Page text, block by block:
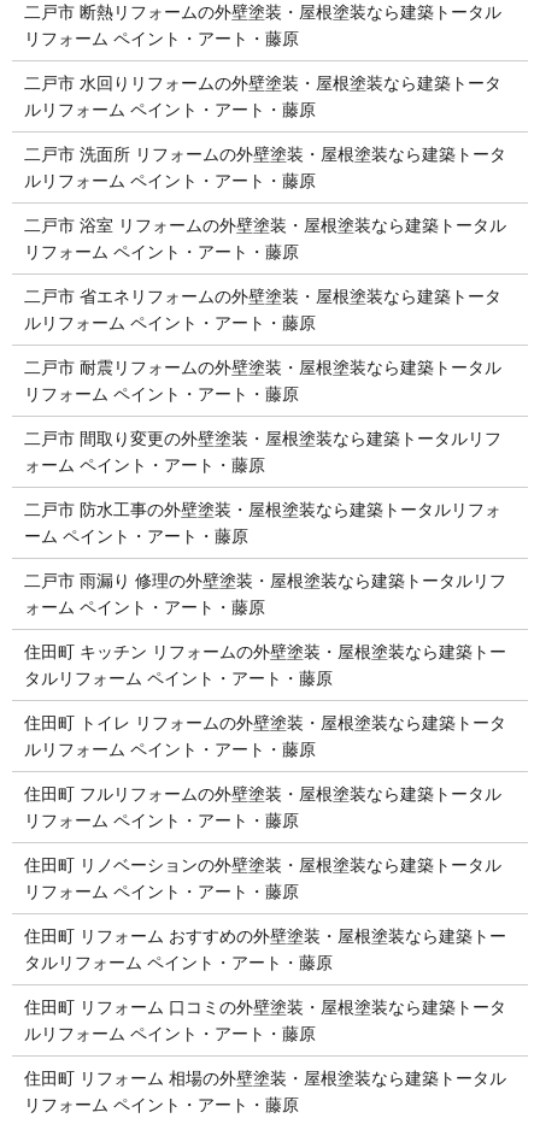
二戸市 断熱リフォームの外壁塗装・屋根塗装なら建築トータル
リフォーム ペイント・アート・藤原
二戸市 水回りリフォームの外壁塗装・屋根塗装なら建築トータ
ルリフォーム ペイント・アート・藤原
二戸市 洗面所 リフォームの外壁塗装・屋根塗装なら建築トータ
ルリフォーム ペイント・アート・藤原
二戸市 浴室 リフォームの外壁塗装・屋根塗装なら建築トータル
リフォーム ペイント・アート・藤原
二戸市 省エネリフォームの外壁塗装・屋根塗装なら建築トータ
ルリフォーム ペイント・アート・藤原
二戸市 耐震リフォームの外壁塗装・屋根塗装なら建築トータル
リフォーム ペイント・アート・藤原
二戸市 間取り変更の外壁塗装・屋根塗装なら建築トータルリフ
ォーム ペイント・アート・藤原
二戸市 防水工事の外壁塗装・屋根塗装なら建築トータルリフォ
ーム ペイント・アート・藤原
二戸市 雨漏り 修理の外壁塗装・屋根塗装なら建築トータルリフ
ォーム ペイント・アート・藤原
住田町 キッチン リフォームの外壁塗装・屋根塗装なら建築トー
タルリフォーム ペイント・アート・藤原
住田町 トイレ リフォームの外壁塗装・屋根塗装なら建築トータ
ルリフォーム ペイント・アート・藤原
住田町 フルリフォームの外壁塗装・屋根塗装なら建築トータル
リフォーム ペイント・アート・藤原
住田町 リノベーションの外壁塗装・屋根塗装なら建築トータル
リフォーム ペイント・アート・藤原
住田町 リフォーム おすすめの外壁塗装・屋根塗装なら建築トー
タルリフォーム ペイント・アート・藤原
住田町 リフォーム 口コミの外壁塗装・屋根塗装なら建築トータ
ルリフォーム ペイント・アート・藤原
住田町 リフォーム 相場の外壁塗装・屋根塗装なら建築トータル
リフォーム ペイント・アート・藤原